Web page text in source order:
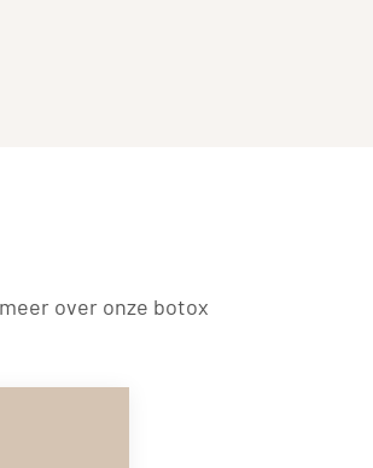
over onze botox